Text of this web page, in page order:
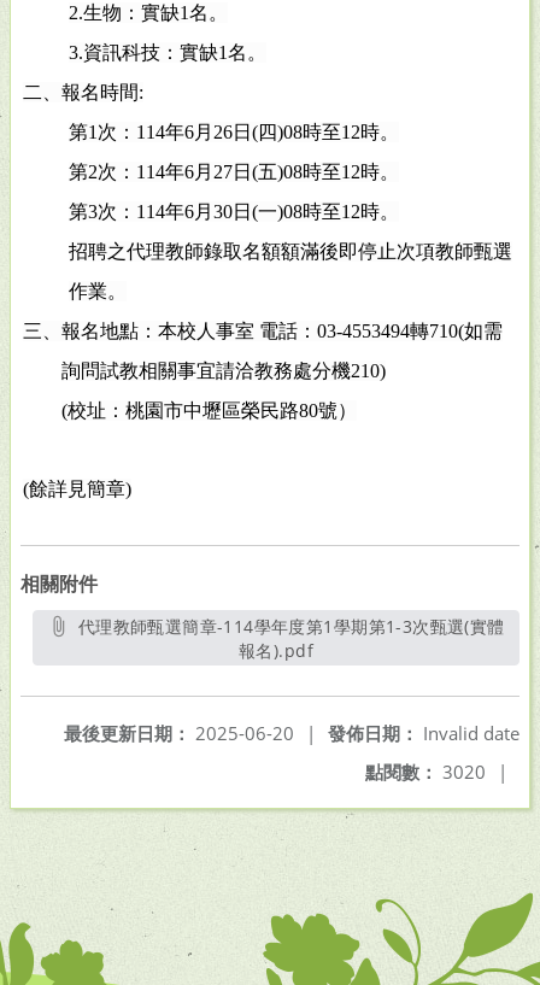
2.生物：實缺1名。
3.資訊科技：實缺1名。
二、報名時間:
第1 次： 114年6月 26日 (四)08時至12時。
第2次： 114年6月 27日 (五)08時至12時。
第3次： 114年6月 30日 (一)08時至12時。
招聘之代理教師錄取名額額滿後即停止次項教師甄選
作業。
三、報名地點：本校人事室 電話： 03-4553494轉710(如需
詢問試教相關事宜請洽教務處分機210)
(校址：桃園市中壢區榮民路80號）
(餘詳見簡章)
相關附件
報名).pdf另開新視窗
發佈日期： Invalid date
最後更新日期： 2025-06-20
|
點閱數： 3020 |